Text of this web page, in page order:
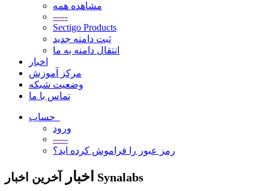
مشاهده همه
-----
Sectigo Products
ثبت دامنه جدید
انتقال دامنه به ما
اخبار
مرکز آموزش
وضعیت شبکه
تماس با ما
ورود
-----
رمز عبور را فراموش کرده اید؟
اخبار آخرین اخبار Synalabs